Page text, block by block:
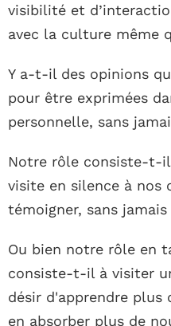
visibilité et
avec la culture même
Y a-t-il des opinions
pour être exprimées
personnelle, sans
Notre rôle consiste-t-
visite en silence à nos
témoigner, sans
Ou bien notre rôle en
consiste-t-il à visiter
désir d'apprendre plus
en absorber plus de